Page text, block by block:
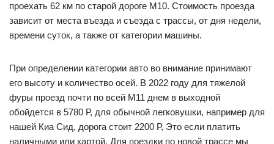
проехать 62 км по старой дороге М10. Стоимость проезда
зависит от места въезда и съезда с трассы, от дня недели,
времени суток, а также от категории машины.
При определении категории авто во внимание принимают
его высоту и количество осей. В 2022 году для тяжелой
фуры проезд почти по всей М11 днем в выходной
обойдется в 5780 Р, для обычной легковушки, например для
нашей Киа Сид, дорога стоит 2200 Р, Это если платить
наличными или картой. Для поездки по новой трассе мы